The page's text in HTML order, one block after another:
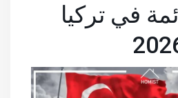
في تركيا